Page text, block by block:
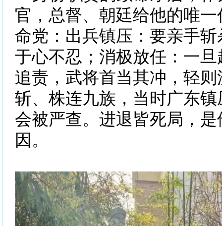
官，总督、朝廷给他的唯
命党：出兵镇压：要亲手
于心不忍；消极放任：一
追责，武将首当其冲，轻
斩、株连九族，当时广东
会被严查。进退皆死局，
因。